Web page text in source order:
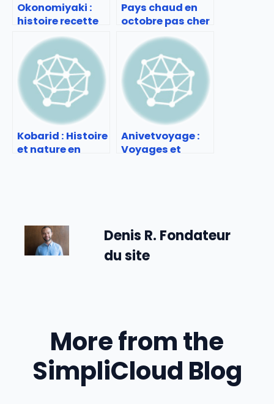
Okonomiyaki :
histoire recette
et adresses à
tester
Pays chaud en
octobre pas cher
: Séjours
ensoleillés à
petit prix
Kobarid : Histoire
et nature en
Anivetvoyage :
Voyages et
Denis R. Fondateur
du site
More from the
SimpliCloud Blog